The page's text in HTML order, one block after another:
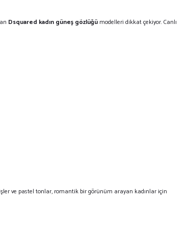
Dsquared kadın güneş gözlüğü modelleri dikkat çekiyor. Canlı
ve pastel tonlar, romantik bir görünüm arayan kadınlar için